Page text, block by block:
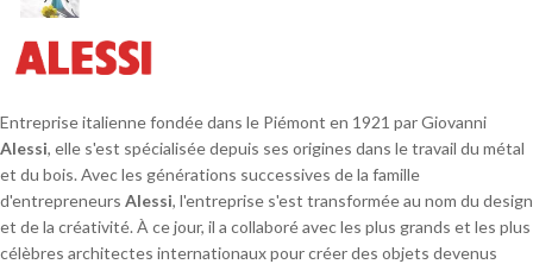
Entreprise italienne fondée dans le Piémont en 1921 par Giovanni
Alessi, elle s'est spécialisée depuis ses origines dans le travail du métal
et du bois. Avec les générations successives de la famille
d'entrepreneurs Alessi, l'entreprise s'est transformée au nom du design
et de la créativité. À ce jour, il a collaboré avec les plus grands et les plus
célèbres architectes internationaux pour créer des objets devenus